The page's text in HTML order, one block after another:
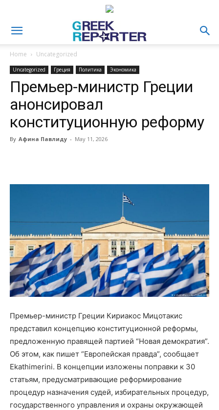
Home Uncategorized
Uncategorized Греция Политика Экономика
Премьер-министр Греции
анонсировал
конституционную реформу
By Афина Павлиду - May 11, 2026
Премьер-министр Греции Кириакос Мицотакис
представил концепцию конституционной реформы,
предложенную правящей партией “Новая демократия”.
Об этом, как пишет “Европейская правда”, сообщает
Ekathimerini. В концепции изложены поправки к 30
статьям, предусматривающие реформирование
процедур назначения судей, избирательных процедур,
государственного управления и охраны окружающей